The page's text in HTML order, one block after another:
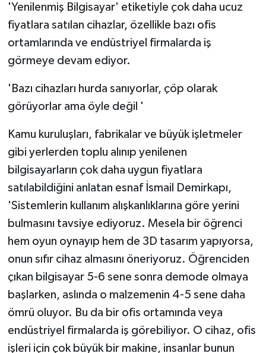
'Yenilenmiş Bilgisayar' etiketiyle çok daha ucuz
fiyatlara satılan cihazlar, özellikle bazı ofis
ortamlarında ve endüstriyel firmalarda iş
görmeye devam ediyor.
'Bazı cihazları hurda sanıyorlar, çöp olarak
görüyorlar ama öyle değil '
Kamu kuruluşları, fabrikalar ve büyük işletmeler
gibi yerlerden toplu alınıp yenilenen
bilgisayarların çok daha uygun fiyatlara
satılabildiğini anlatan esnaf İsmail Demirkapı,
'Sistemlerin kullanım alışkanlıklarına göre yerini
bulmasını tavsiye ediyoruz. Mesela bir öğrenci
hem oyun oynayıp hem de 3D tasarım yapıyorsa,
onun sıfır cihaz almasını öneriyoruz. Öğrenciden
çıkan bilgisayar 5-6 sene sonra demode olmaya
başlarken, aslında o malzemenin 4-5 sene daha
ömrü oluyor. Bu da bir ofis ortamında veya
endüstriyel firmalarda iş görebiliyor. O cihaz, ofis
işleri için çok büyük bir makine, insanlar bunun